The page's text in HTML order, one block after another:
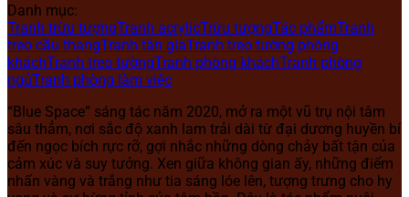
Danh mục:
Tranh trừu tượngTranh acrylicTrừu tượngTác phẩmTranh
treo cầu thangTranh tân giaTranh treo tường phòng
kháchTranh treo tườngTranh phòng kháchTranh phòng
ngủTranh phòng làm việc
“Blue Space” sáng tác năm 2020, mở ra một vũ trụ nội tâm
sâu thẳm, nơi sắc độ xanh lam trải dài từ đại dương huyền bí
đến ngọc bích rực rỡ, gợi nhắc những dòng chảy bất tận của
cảm xúc và suy tưởng. Xen giữa không gian ấy, những điểm
nhấn vàng và trắng như tia sáng lóe lên, tượng trưng cho hy